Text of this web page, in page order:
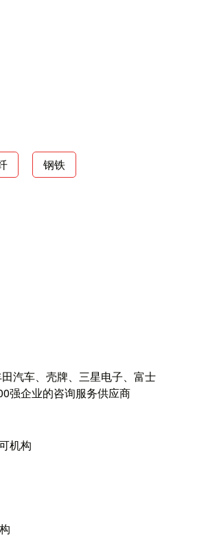
钢铁
汽车、壳牌、三星电子、富士
强企业的咨询服务供应商
机构